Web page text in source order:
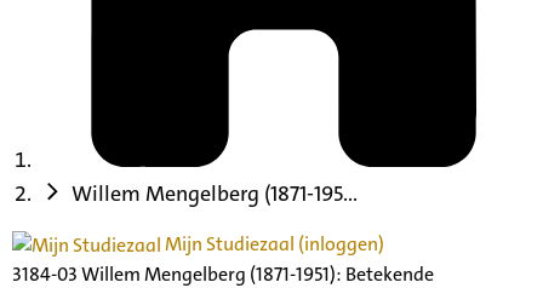
Willem Mengelberg (1871-195...
Mijn Studiezaal (inloggen)
3184-03 Willem Mengelberg (1871-1951): Betekende